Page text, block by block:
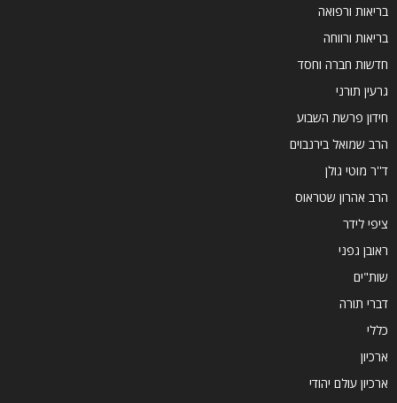
בריאות ורפואה
בריאות ורווחה
חדשות חברה וחסד
גרעין תורני
חידון פרשת השבוע
הרב שמואל בירנבוים
ד''ר מוטי גולן
הרב אהרון שטראוס
ציפי לידר
ראובן גפני
שות"ים
דברי תורה
כללי
ארכיון
ארכיון עולם יהודי